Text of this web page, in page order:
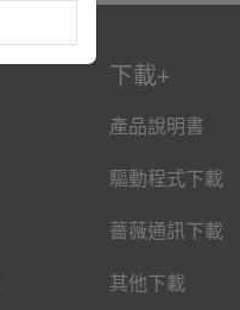
下載
產品說明書
驅動程式下載
薔薇通訊下載
其他下載